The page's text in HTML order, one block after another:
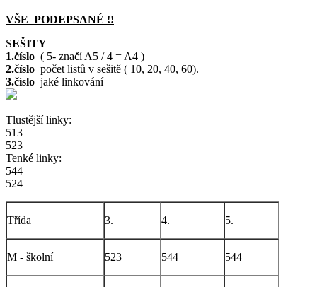
VŠE PODEPSANÉ !!
SEŠITY
1.číslo ( 5- značí A5 / 4 = A4 )
2.číslo počet listů v sešitě ( 10, 20, 40, 60).
3.číslo jaké linkování
Tlustější linky:
513
523
Tenké linky:
544
524
Třída 3. 4. 5.
M - školní 523 544 544